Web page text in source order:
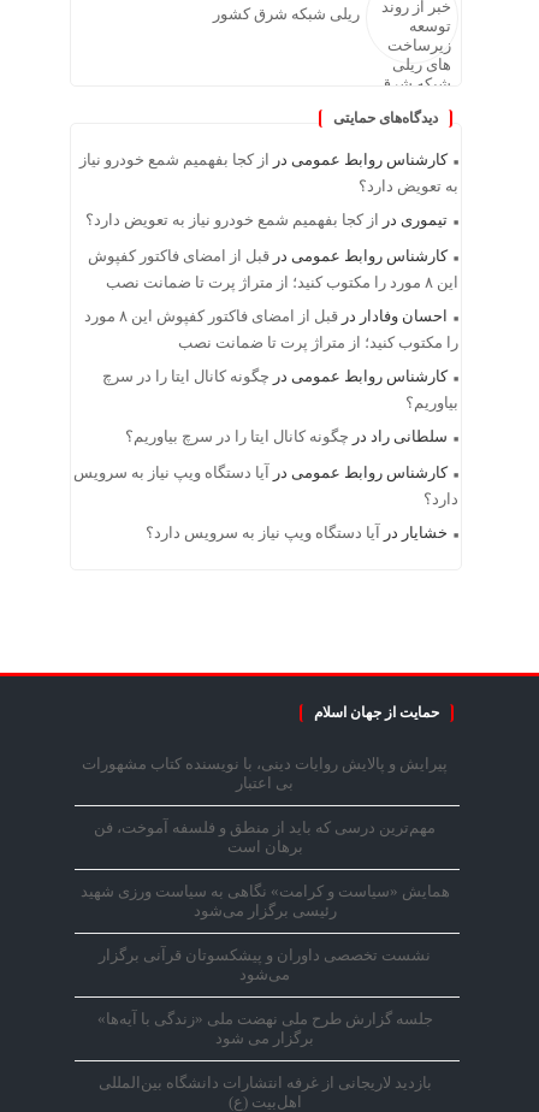
ریلی شبکه شرق کشور
دیدگاه‌های حمایتی
کارشناس روابط عمومی در
از کجا بفهمیم شمع خودرو نیاز
به تعویض دارد؟
تیموری در
از کجا بفهمیم شمع خودرو نیاز به تعویض دارد؟
کارشناس روابط عمومی در قبل از امضای فاکتور کفپوش
این ۸ مورد را مکتوب کنید؛ از متراژ پرت تا ضمانت نصب
احسان وفادار در
قبل از امضای فاکتور کفپوش این ۸ مورد
را مکتوب کنید؛ از متراژ پرت تا ضمانت نصب
کارشناس روابط عمومی در چگونه کانال ایتا را در سرچ
بیاوریم؟
سلطانی راد در چگونه کانال ایتا را در سرچ بیاوریم؟
کارشناس روابط عمومی در
آیا دستگاه ویپ نیاز به سرویس
دارد؟
خشایار در آیا دستگاه ویپ نیاز به سرویس دارد؟
حمایت از جهان اسلام
پیرایش و پالایش روایات دینی، با نویسنده کتاب مشهورات
بی اعتبار
مهم‌ترین درسی که باید از منطق و فلسفه آموخت، فن
برهان است
همایش «سیاست و کرامت» نگاهی به سیاست ورزی شهید
رئیسی برگزار می‌شود
نشست تخصصی داوران و پیشکسوتان قرآنی برگزار
می‌شود
جلسه گزارش طرح ملی نهضت ملی «زندگی با آیه‌ها»
برگزار می شود
بازدید لاریجانی از غرفه انتشارات دانشگاه بین‌المللی
اهل‌بیت (ع)